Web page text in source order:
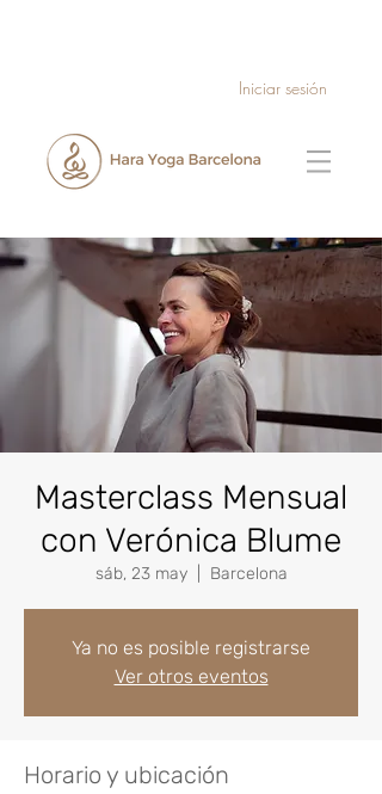
Iniciar sesión
Masterclass Mensual
con Verónica Blume
sáb, 23 may
  |
Barcelona
Ya no es posible registrarse
Ver otros eventos
Horario y ubicación